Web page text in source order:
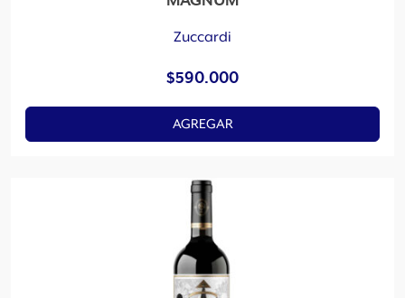
Zuccardi
$590.000
AGREGAR